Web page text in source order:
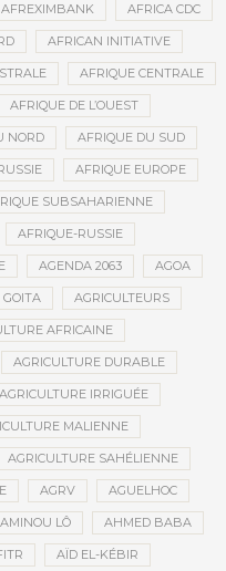
AFREXIMBANK AFRICA CDC
AFRICAN INITIATIVE
AFRIQUE CENTRALE
AFRIQUE DE L’OUEST
NORD AFRIQUE DU SUD
AFRIQUE EUROPE
SUBSAHARIENNE
AFRIQUE-RUSSIE
AGENDA 2063 AGOA
GOITA AGRICULTEURS
AFRICAINE
AGRICULTURE DURABLE
AGRICULTURE IRRIGUÉE
MALIENNE
AGRICULTURE SAHÉLIENNE
AGRV AGUELHOC
LÔ AHMED BABA
AÏD EL-KÉBIR